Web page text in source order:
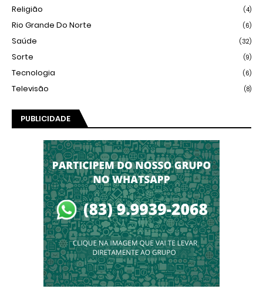
Religião (4)
Rio Grande Do Norte (6)
Saúde (32)
Sorte (9)
Tecnologia (6)
Televisão (8)
PUBLICIDADE